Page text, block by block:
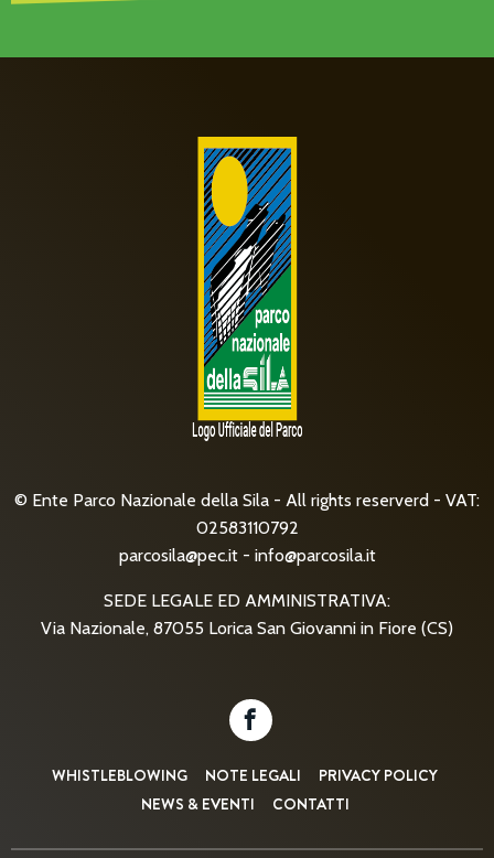
© Ente Parco Nazionale della Sila - All rights reserverd - VAT:
02583110792
parcosila@pec.it- info@parcosila.it
SEDE LEGALE ED AMMINISTRATIVA:
Via Nazionale, 87055 Lorica San Giovanni in Fiore (CS)
WHISTLEBLOWING NOTE LEGALI
PRIVACY POLICY
NEWS & EVENTI
CONTATTI